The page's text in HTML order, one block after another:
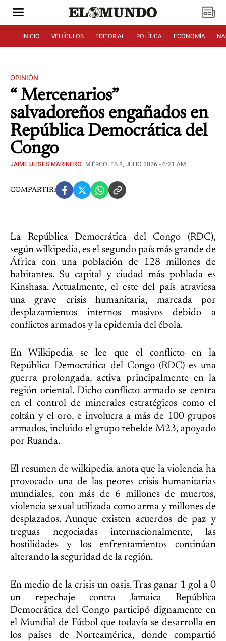
INICIO VEHÍCULOS EDITORIAL POLÍTICA ECONOMÍA
OPINIÓN
“ Mercenarios”
salvadoreños engañados en
República Democrática del
Congo
JAIME ULISES MARINERO MIÉRCOLES 8, JULIO 2026 - 6:21 AM
COMPARTIR:
La República Democrática del Congo (RDC),
según wilkipedia, es el segundo país más grande de
África con una población de 128 millones de
habitantes. Su capital y ciudad más poblada es
Kinshasa. Actualmente, el este del país atraviesa
una grave crisis humanitaria, marcada por
desplazamientos internos masivos debido a
conflictos armados y la epidemia del ébola.
En Wilkipedia se lee que el conflicto en la
República Democrática del Congo (RDC) es una
guerra prolongada, activa principalmente en la
región oriental. Dicho conflicto armado se centra
en el control de minerales estratégicos como el
coltán y el oro, e involucra a más de 100 grupos
armados, incluido el grupo rebelde M23, apoyado
por Ruanda.
El resumen de wilkipedia anota que la violencia ha
provocado una de las peores crisis humanitarias
mundiales, con más de 6 millones de muertos,
violencia sexual utilizada como arma y millones de
desplazados. Aunque existen acuerdos de paz y
treguas negociadas internacionalmente, las
hostilidades y los enfrentamientos continúan
alterando la seguridad de la región.
En medio de la crisis un oasis. Tras ganar 1 gol a 0
un repechaje contra Jamaica República
Democrática del Congo participó dignamente en
el Mundial de Fútbol que todavía se desarrolla en
los países de Norteamérica, donde compartió